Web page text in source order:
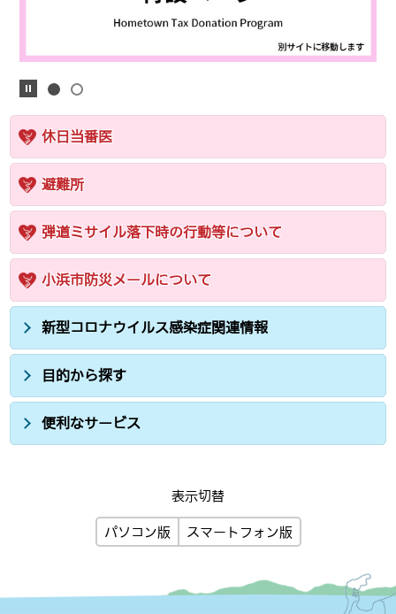
休日当番医
避難所
弾道ミサイル落下時の行動等について
小浜市防災メールについて
新型コロナウイルス感染症関連情報
目的から探す
便利なサービス
表示切替
パソコン版 スマートフォン版